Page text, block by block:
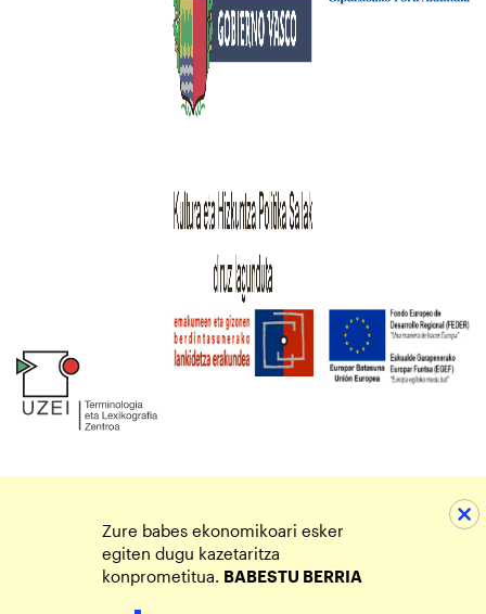
Zure babes ekonomikoari esker
egiten dugu kazetaritza
konprometitua. BABESTU BERRIA